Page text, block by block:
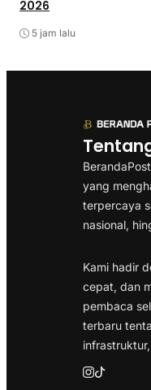
2026
5 jam lalu
yang
terpercaya
nasional,
Kami hadir
cepat, dan
pembaca
terbaru